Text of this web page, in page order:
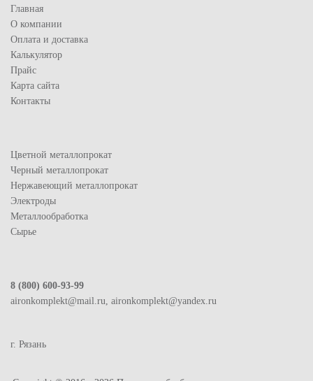
Главная
О компании
Оплата и доставка
Калькулятор
Прайс
Карта сайта
Контакты
Цветной металлопрокат
Черный металлопрокат
Нержавеющий металлопрокат
Электроды
Металлообработка
Сырье
8 (800) 600-93-99
aironkomplekt@mail.ru, aironkomplekt@yandex.ru
г. Рязань